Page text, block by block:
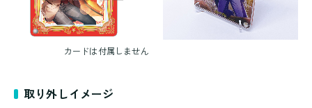
カードは付属しません
取り外しイメージ